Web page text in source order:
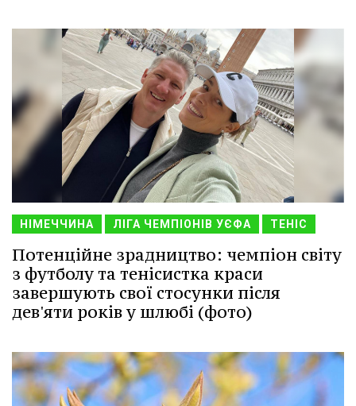
НІМЕЧЧИНА ЛІГА ЧЕМПІОНІВ УЄФА ТЕНІС
Потенційне зрадництво: чемпіон світу
з футболу та тенісистка краси
завершують свої стосунки після
дев'яти років у шлюбі (фото)